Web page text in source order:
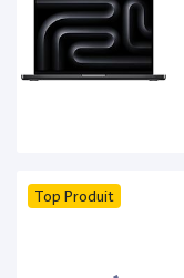
Top Produit